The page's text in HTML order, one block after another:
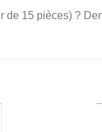
de 15 pièces) ?